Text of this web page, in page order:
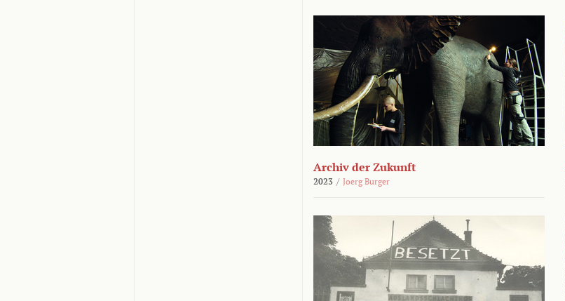
Archiv der Zukunft
2023 / Joerg Burger